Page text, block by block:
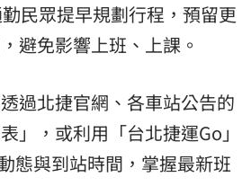
民眾提早規劃行程，預留更
避免影響上班、上課。
過北捷官網、各車站公告的
」，或利用「台北捷運Go」
態與到站時間，掌握最新班